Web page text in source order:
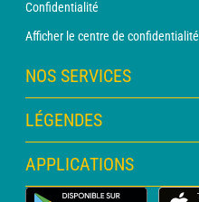
Confidentialité
Afficher le centre de confidentialité
NOS SERVICES
Abonnement METEO Xpert
Abonnement METEO PRO
Consultation avec un prévisionniste
LÉGENDES
Légende des cartes
Légende des pictogrammes
APPLICATIONS